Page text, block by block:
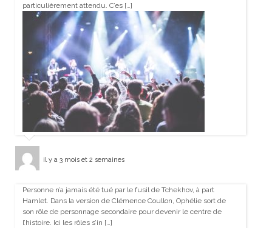
particulièrement attendu. C’es […]
il y a 3 mois et 2 semaines
Personne n’a jamais été tué par le fusil de Tchekhov, à part
Hamlet. Dans la version de Clémence Coullon, Ophélie sort de
son rôle de personnage secondaire pour devenir le centre de
l’histoire. Ici les rôles s’in […]